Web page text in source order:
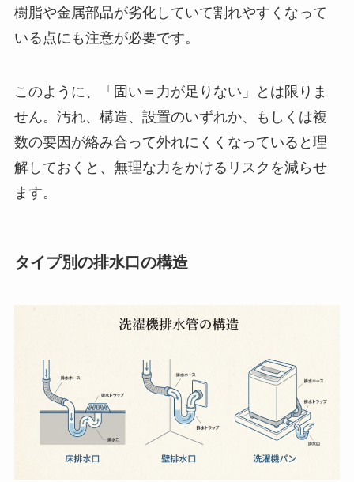
樹脂や金属部品が劣化していて割れやすくなって
いる点にも注意が必要です。
このように、「固い＝力が足りない」とは限りま
せん。汚れ、構造、設置のいずれか、もしくは複
数の要因が絡み合って外れにくくなっていると理
解しておくと、無理な力をかけるリスクを減らせ
ます。
タイプ別の排水口の構造